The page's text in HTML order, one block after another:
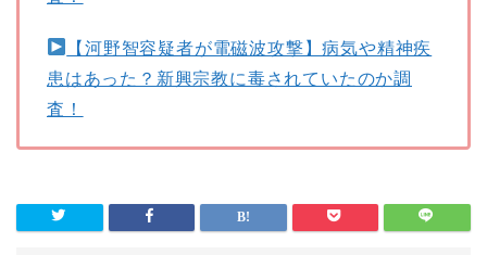
【河野智容疑者が電磁波攻撃】病気や精神疾
患はあった？新興宗教に毒されていたのか調
査！